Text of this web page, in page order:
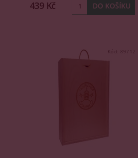
439 Kč
Kód: 89712